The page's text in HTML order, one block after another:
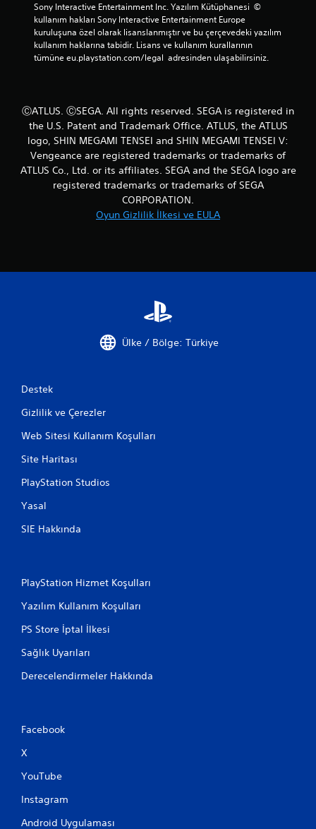
Sony Interactive Entertainment Inc. Yazılım Kütüphanesi  ©
kullanım hakları Sony Interactive Entertainment Europe
kuruluşuna özel olarak lisanslanmıştır ve bu çerçevedeki yazılım
kullanım haklarına tabidir. Lisans ve kullanım kurallarının
tümüne eu.playstation.com/legal  adresinden ulaşabilirsiniz.
ⒸATLUS. ⒸSEGA. All rights reserved. SEGA is registered in
the U.S. Patent and Trademark Office. ATLUS, the ATLUS
logo, SHIN MEGAMI TENSEI and SHIN MEGAMI TENSEI V:
Vengeance are registered trademarks or trademarks of
ATLUS Co., Ltd. or its affiliates. SEGA and the SEGA logo are
registered trademarks or trademarks of SEGA
CORPORATION.
Oyun Gizlilik İlkesi ve EULA
Ülke / Bölge: Türkiye
Destek
Gizlilik ve Çerezler
Web Sitesi Kullanım Koşulları
Site Haritası
PlayStation Studios
Yasal
SIE Hakkında
PlayStation Hizmet Koşulları
Yazılım Kullanım Koşulları
PS Store İptal İlkesi
Sağlık Uyarıları
Derecelendirmeler Hakkında
Facebook
X
YouTube
Instagram
Android Uygulaması